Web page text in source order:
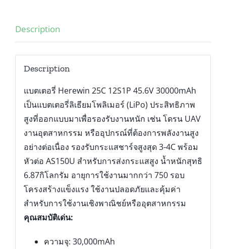
Description
Description
แบตเตอรี่ Herewin 25C 12S1P 45.6V 30000mAh
เป็นแบตเตอรี่ลิเธียมโพลิเมอร์ (LiPo) ประสิทธิภาพ
สูงที่ออกแบบมาเพื่อรองรับงานหนัก เช่น โดรน UAV
งานอุตสาหกรรม หรืออุปกรณ์ที่ต้องการพลังงานสูง
อย่างต่อเนื่อง รองรับกระแสชาร์จสูงสุด 3-4C พร้อม
หัวต่อ AS150U สำหรับการส่งกระแสสูง น้ำหนักสุทธิ
6.87กิโลกรัม อายุการใช้งานมากกว่า 750 รอบ
โครงสร้างแข็งแรง ใช้งานปลอดภัยและคุ้มค่า
สำหรับการใช้งานเชิงพาณิชย์หรืออุตสาหกรรม
คุณสมบัติเด่น:
ความจุ: 30,000mAh